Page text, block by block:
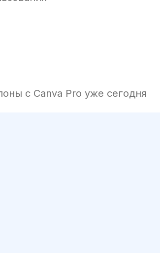
с Canva Pro уже сегодня